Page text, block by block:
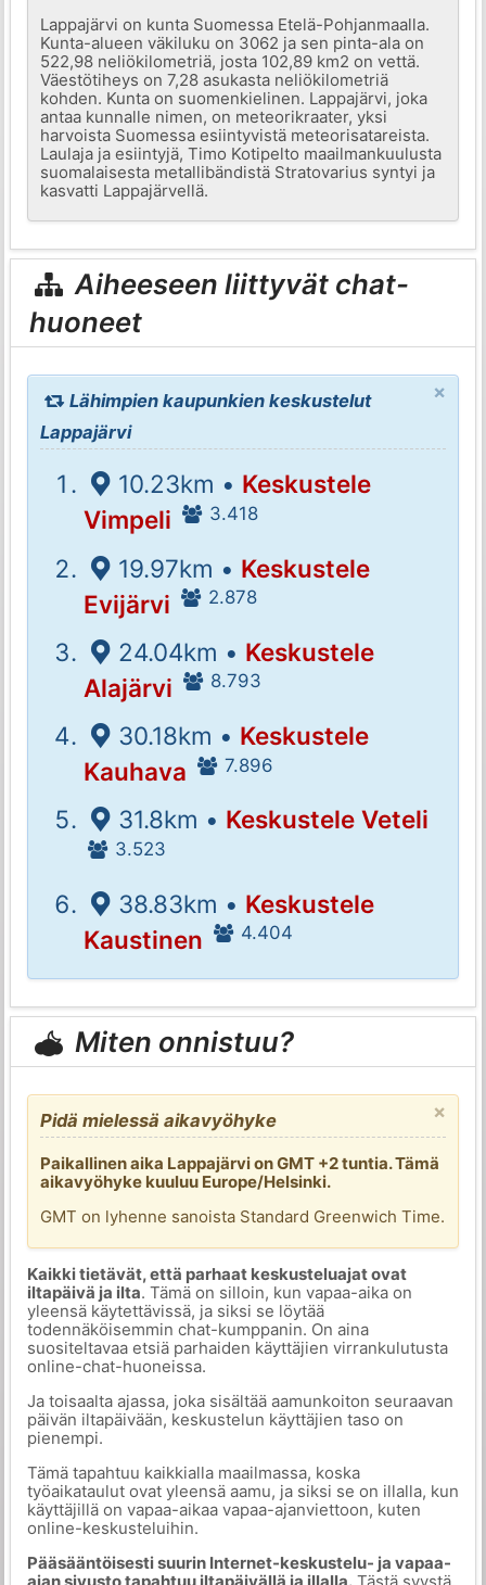
Lappajärvi on kunta Suomessa Etelä-Pohjanmaalla.
Kunta-alueen väkiluku on 3062 ja sen pinta-ala on
522,98 neliökilometriä, josta 102,89 km2 on vettä.
Väestötiheys on 7,28 asukasta neliökilometriä
kohden. Kunta on suomenkielinen. Lappajärvi, joka
antaa kunnalle nimen, on meteorikraater, yksi
harvoista Suomessa esiintyvistä meteorisatareista.
Laulaja ja esiintyjä, Timo Kotipelto maailmankuulusta
suomalaisesta metallibändistä Stratovarius syntyi ja
kasvatti Lappajärvellä.
Aiheeseen liittyvät chat-
huoneet
×
Lähimpien kaupunkien keskustelut
Lappajärvi
10.23km • Keskustele
Vimpeli
3.418
19.97km • Keskustele
Evijärvi
2.878
24.04km • Keskustele
Alajärvi
8.793
30.18km • Keskustele
Kauhava
7.896
31.8km • Keskustele Veteli
3.523
38.83km • Keskustele
Kaustinen
4.404
Miten onnistuu?
×
Pidä mielessä aikavyöhyke
Paikallinen aika Lappajärvi on GMT +2 tuntia. Tämä
aikavyöhyke kuuluu Europe/Helsinki.
GMT on lyhenne sanoista Standard Greenwich Time.
Kaikki tietävät, että parhaat keskusteluajat ovat
iltapäivä ja ilta. Tämä on silloin, kun vapaa-aika on
yleensä käytettävissä, ja siksi se löytää
todennäköisemmin chat-kumppanin. On aina
suositeltavaa etsiä parhaiden käyttäjien virrankulutusta
online-chat-huoneissa.
Ja toisaalta ajassa, joka sisältää aamunkoiton seuraavan
päivän iltapäivään, keskustelun käyttäjien taso on
pienempi.
Tämä tapahtuu kaikkialla maailmassa, koska
työaikataulut ovat yleensä aamu, ja siksi se on illalla, kun
käyttäjillä on vapaa-aikaa vapaa-ajanviettoon, kuten
online-keskusteluihin.
Pääsääntöisesti suurin Internet-keskustelu- ja vapaa-